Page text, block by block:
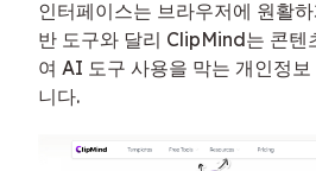
인터페이스는 브라우저에 원활
반 도구와 달리 ClipMind는 콘텐
여 AI 도구 사용을 막는 개인정
니다.